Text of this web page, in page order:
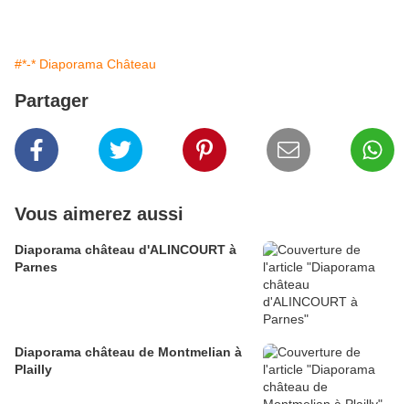
#*-* Diaporama Château
Partager
Vous aimerez aussi
Diaporama château d'ALINCOURT à
Parnes
Diaporama château de Montmelian à
Plailly